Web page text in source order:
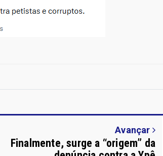
Avançar
Finalmente, surge a “origem” da